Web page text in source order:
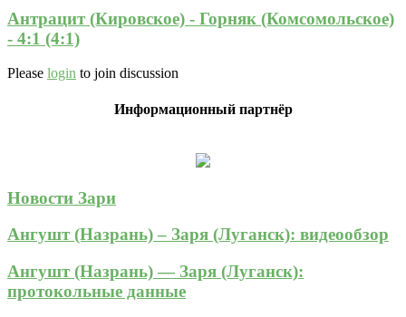
Антрацит (Кировское) - Горняк (Комсомольское)
- 4:1 (4:1)
Please login to join discussion
Информационный партнёр
Новости Зари
Ангушт (Назрань) – Заря (Луганск): видеообзор
Ангушт (Назрань) — Заря (Луганск):
протокольные данные